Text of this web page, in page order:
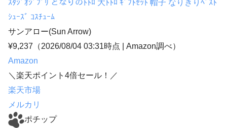
ｽﾀｼﾞｵｼﾞﾌﾞﾘ となりのﾄﾄﾛ 大ﾄﾄﾛ ｷﾞﾌﾄｾｯﾄ 帽子 なりきりﾍﾞｽﾄ
ｼｭｰｽﾞ ｺｽﾁｭｰﾑ
サンアロー(Sun Arrow)
¥9,237 （2026/08/04 03:31時点 | Amazon調べ）
Amazon
＼楽天ポイント4倍セール！／
楽天市場
メルカリ
ポチップ